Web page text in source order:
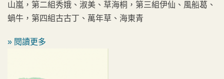
山嵐，第二組秀娥、淑美、草海桐，第三組伊仙、風船葛、
蝸牛，第四組古古丁、萬年草、海東青
» 閱讀更多